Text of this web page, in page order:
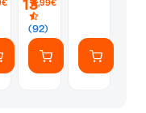
(92)
13,99€